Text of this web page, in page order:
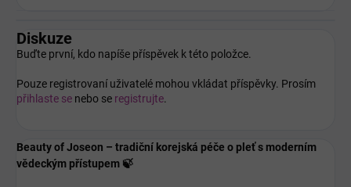
Diskuze
Buďte první, kdo napíše příspěvek k této položce.
Pouze registrovaní uživatelé mohou vkládat příspěvky. Prosím
přihlaste se nebo se registrujte.
Beauty of Joseon – tradiční korejská péče o pleť s moderním
vědeckým přístupem 🍃